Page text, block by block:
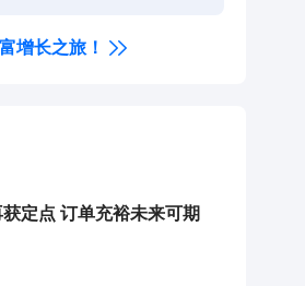
增长之旅！
定点 订单充裕未来可期